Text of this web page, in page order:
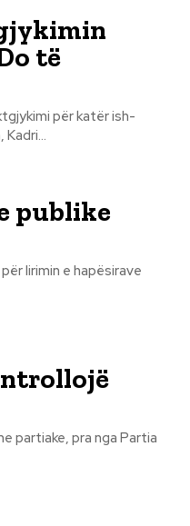
të
për katër ish-
publike
lirimin e hapësirave